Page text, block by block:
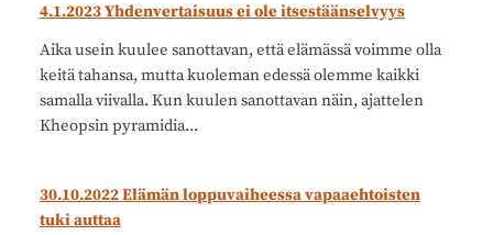
4.1.2023 Yhdenvertaisuus ei ole itsestäänselvyys
Aika usein kuulee sanottavan, että elämässä voimme olla
keitä tahansa, mutta kuoleman edessä olemme kaikki
samalla viivalla. Kun kuulen sanottavan näin, ajattelen
Kheopsin pyramidia...
30.10.2022 Elämän loppuvaiheessa vapaaehtoisten
tuki auttaa